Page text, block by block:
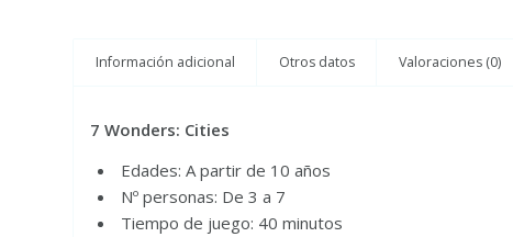
Información adicional Otros datos Valoraciones (0)
7 Wonders: Cities
Edades: A partir de 10 años
Nº personas: De 3 a 7
Tiempo de juego: 40 minutos